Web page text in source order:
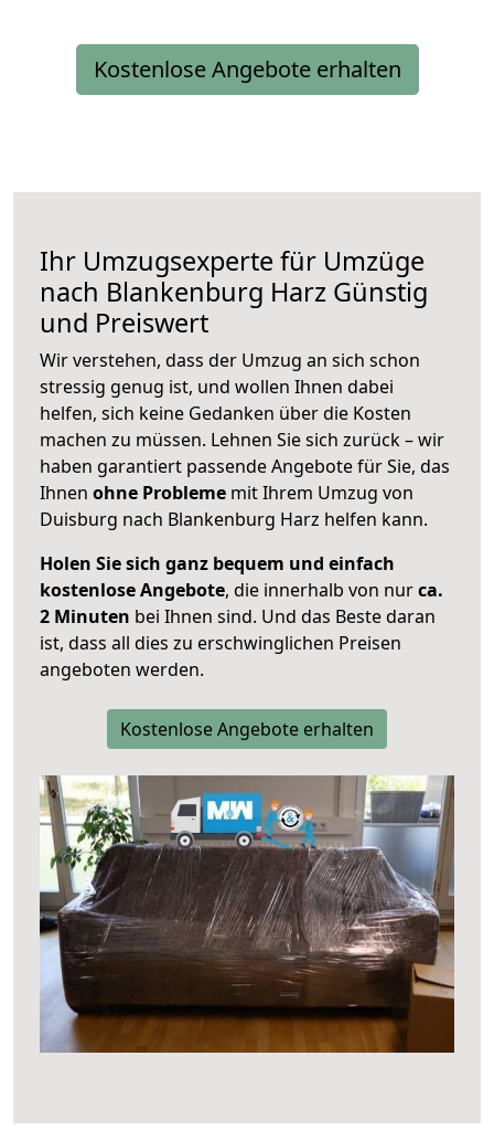
Kostenlose Angebote erhalten
Ihr Umzugsexperte für Umzüge
nach Blankenburg Harz Günstig
und Preiswert
Wir verstehen, dass der Umzug an sich schon
stressig genug ist, und wollen Ihnen dabei
helfen, sich keine Gedanken über die Kosten
machen zu müssen. Lehnen Sie sich zurück – wir
haben garantiert passende Angebote für Sie, das
Ihnen ohne Probleme mit Ihrem Umzug von
Duisburg nach Blankenburg Harz helfen kann.
Holen Sie sich ganz bequem und einfach
kostenlose Angebote, die innerhalb von nurca.
2 Minuten bei Ihnen sind. Und das Beste daran
ist, dass all dies zu erschwinglichen Preisen
angeboten werden.
Kostenlose Angebote erhalten